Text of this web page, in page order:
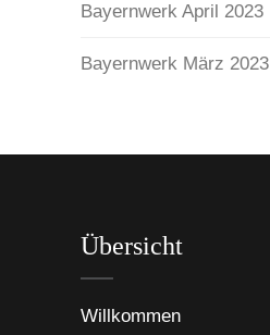
Bayernwerk April 2023
Bayernwerk März 2023
Übersicht
Willkommen